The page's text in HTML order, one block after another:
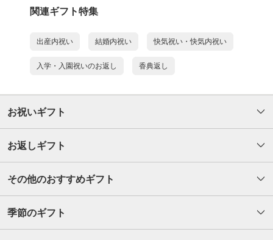
関連ギフト特集
出産内祝い 結婚内祝い 快気祝い・快気内祝い
入学・入園祝いのお返し 香典返し
お祝いギフト
お返しギフト
その他のおすすめギフト
季節のギフト